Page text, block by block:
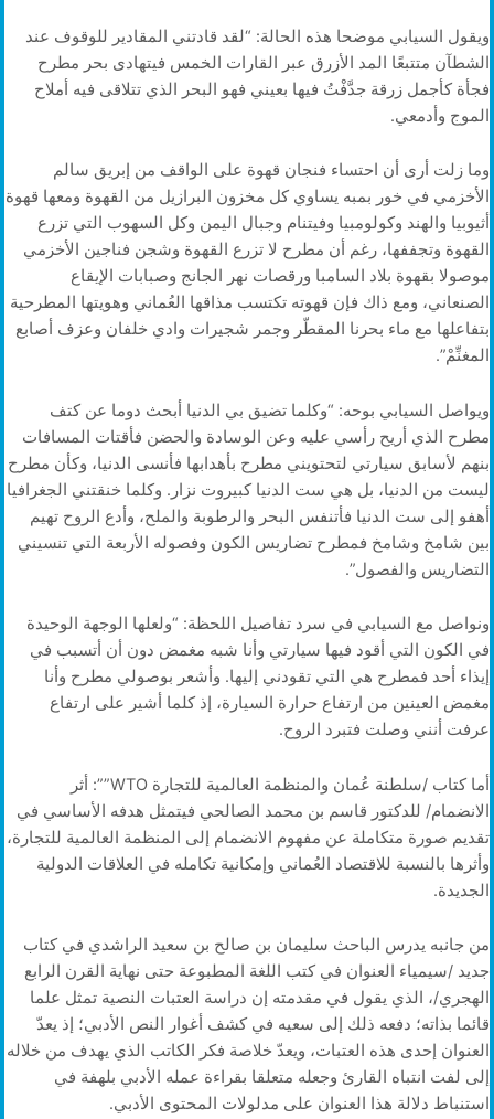
ويقول السيابي موضحا هذه الحالة: “لقد قادتني المقادير للوقوف عند
الشطآن متتبعًا المد الأزرق عبر القارات الخمس فيتهادى بحر مطرح
فجأة كأجمل زرقة جدَّفْتُ فيها بعيني فهو البحر الذي تتلاقى فيه أملاح
الموج وأدمعي.
وما زلت أرى أن احتساء فنجان قهوة على الواقف من إبريق سالم
الأخزمي في خور بمبه يساوي كل مخزون البرازيل من القهوة ومعها قهوة
أثيوبيا والهند وكولومبيا وفيتنام وجبال اليمن وكل السهوب التي تزرع
القهوة وتجففها، رغم أن مطرح لا تزرع القهوة وشجن فناجين الأخزمي
موصولا بقهوة بلاد السامبا ورقصات نهر الجانج وصبابات الإيقاع
الصنعاني، ومع ذاك فإن قهوته تكتسب مذاقها العُماني وهويتها المطرحية
بتفاعلها مع ماء بحرنا المقطّر وجمر شجيرات وادي خلفان وعزف أصابع
المغنِّمْ”.
ويواصل السيابي بوحه: “وكلما تضيق بي الدنيا أبحث دوما عن كتف
مطرح الذي أريح رأسي عليه وعن الوسادة والحضن فأقتات المسافات
بنهم لأسابق سيارتي لتحتويني مطرح بأهدابها فأنسى الدنيا، وكأن مطرح
ليست من الدنيا، بل هي ست الدنيا كبيروت نزار. وكلما خنقتني الجغرافيا
أهفو إلى ست الدنيا فأتنفس البحر والرطوبة والملح، وأدع الروح تهيم
بين شامخ وشامخ فمطرح تضاريس الكون وفصوله الأربعة التي تنسيني
التضاريس والفصول”.
ونواصل مع السيابي في سرد تفاصيل اللحظة: “ولعلها الوجهة الوحيدة
في الكون التي أقود فيها سيارتي وأنا شبه مغمض دون أن أتسبب في
إيذاء أحد فمطرح هي التي تقودني إليها. وأشعر بوصولي مطرح وأنا
مغمض العينين من ارتفاع حرارة السيارة، إذ كلما أشير على ارتفاع
عرفت أنني وصلت فتبرد الروح.
أما كتاب /سلطنة عُمان والمنظمة العالمية للتجارة WTO””: أثر
الانضمام/ للدكتور قاسم بن محمد الصالحي فيتمثل هدفه الأساسي في
تقديم صورة متكاملة عن مفهوم الانضمام إلى المنظمة العالمية للتجارة،
وأثرها بالنسبة للاقتصاد العُماني وإمكانية تكامله في العلاقات الدولية
الجديدة.
من جانبه يدرس الباحث سليمان بن صالح بن سعيد الراشدي في كتاب
جديد /سيمياء العنوان في كتب اللغة المطبوعة حتى نهاية القرن الرابع
الهجري/، الذي يقول في مقدمته إن دراسة العتبات النصية تمثل علما
قائما بذاته؛ دفعه ذلك إلى سعيه في كشف أغوار النص الأدبي؛ إذ يعدّ
العنوان إحدى هذه العتبات، ويعدّ خلاصة فكر الكاتب الذي يهدف من خلاله
إلى لفت انتباه القارئ وجعله متعلقا بقراءة عمله الأدبي بلهفة في
استنباط دلالة هذا العنوان على مدلولات المحتوى الأدبي.